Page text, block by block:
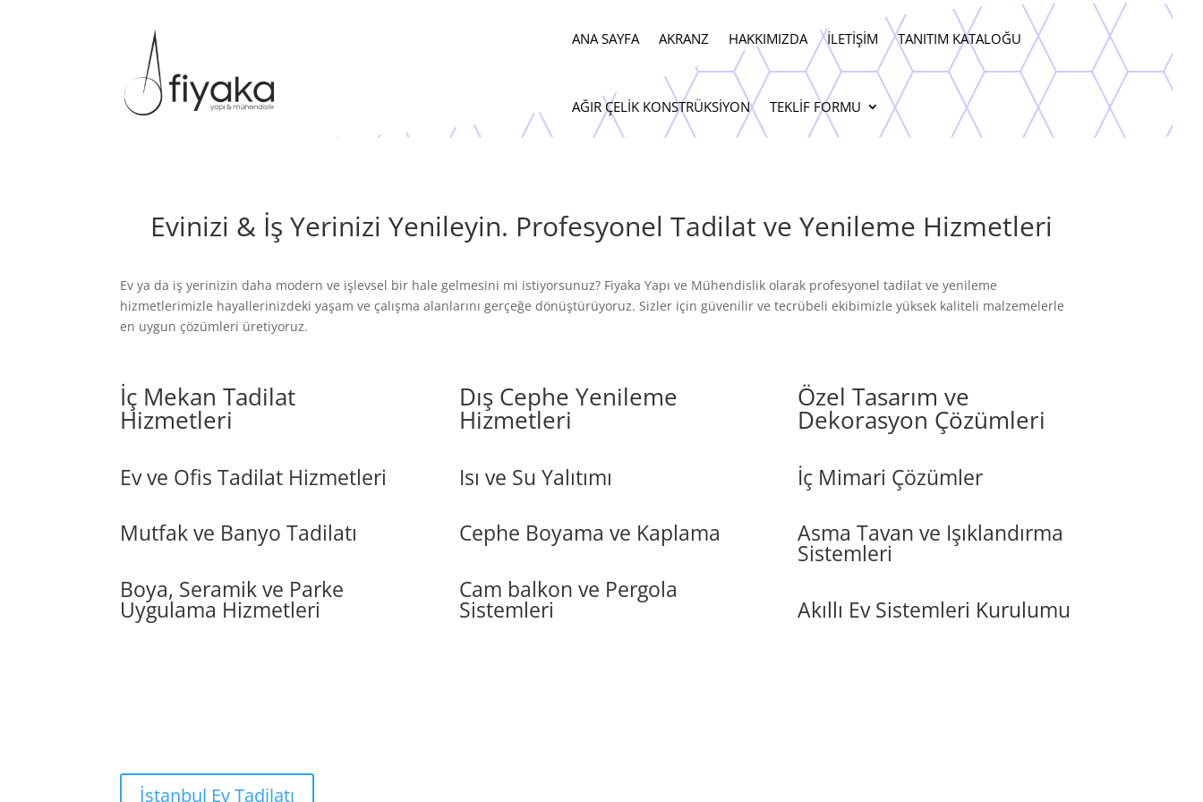
ANA SAYFA AKRANZ HAKKIMIZDA İLETIŞIM TANITIM KATALOĞU
AĞIR ÇELIK KONSTRÜKSIYON TEKLIF FORMU
Evinizi & İş Yerinizi Yenileyin. Profesyonel Tadilat ve Yenileme Hizmetleri
Ev ya da iş yerinizin daha modern ve işlevsel bir hale gelmesini mi istiyorsunuz? Fiyaka Yapı ve Mühendislik olarak profesyonel tadilat ve yenileme
hizmetlerimizle hayallerinizdeki yaşam ve çalışma alanlarını gerçeğe dönüştürüyoruz. Sizler için güvenilir ve tecrübeli ekibimizle yüksek kaliteli malzemelerle
en uygun çözümleri üretiyoruz.
İç Mekan Tadilat
Hizmetleri
Ev ve Ofis Tadilat Hizmetleri
Mutfak ve Banyo Tadilatı
Boya, Seramik ve Parke
Uygulama Hizmetleri
Dış Cephe Yenileme
Hizmetleri
Isı ve Su Yalıtımı
Cephe Boyama ve Kaplama
Cam balkon ve Pergola
Sistemleri
Özel Tasarım ve
Dekorasyon Çözümleri
İç Mimari Çözümler
Asma Tavan ve Işıklandırma
Sistemleri
Akıllı Ev Sistemleri Kurulumu
İstanbul Ev Tadilatı